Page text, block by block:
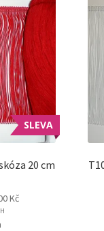
SLEVA
20 cm
KčCurrent